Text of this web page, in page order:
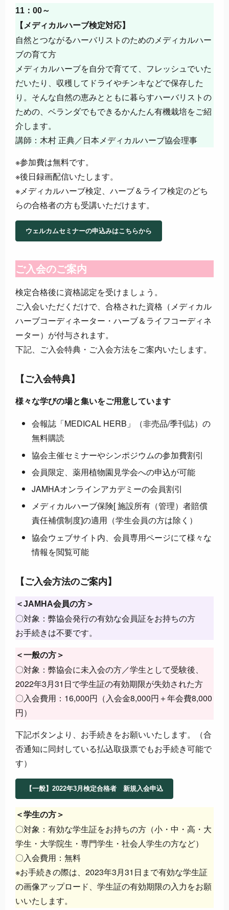
11：00～
【メディカルハーブ検定対応】
自然とつながるハーバリストのためのメディカルハー
ブの育て方
メディカルハーブを自分で育てて、フレッシュでいた
だいたり、収穫してドライやチンキなどで保存した
り。そんな自然の恵みとともに暮らすハーバリストの
ための、ベランダでもできるかんたん有機栽培をご紹
介します。
講師：木村 正典／日本メディカルハーブ協会理事
※参加費は無料です。
※後日録画配信いたします。
※メディカルハーブ検定、ハーブ＆ライフ検定のどち
らの合格者の方も受講いただけます。
ウェルカムセミナーの申込みはこちらから
ご入会のご案内
検定合格後に資格認定を受けましょう。
ご入会いただくだけで、合格された資格（メディカル
ハーブコーディネーター・ハーブ＆ライフコーディネ
ーター）が付与されます。
下記、ご入会特典・ご入会方法をご案内いたします。
【ご入会特典】
様々な学びの場と集いをご用意しています
会報誌「MEDICAL HERB」（非売品/季刊誌）の
無料購読
協会主催セミナーやシンポジウムの参加費割引
会員限定、薬用植物園見学会への申込が可能
JAMHAオンラインアカデミーの会員割引
メディカルハーブ保険[ 施設所有（管理）者賠償
責任補償制度]の適用（学生会員の方は除く）
協会ウェブサイト内、会員専用ページにて様々な
情報を閲覧可能
【ご入会方法のご案内】
＜JAMHA会員の方＞
〇対象：弊協会発行の有効な会員証をお持ちの方
お手続きは不要です。
＜一般の方＞
〇対象：弊協会に未入会の方／学生として受験後、
2022年3月31日で学生証の有効期限が失効された方
〇入会費用：16,000円（入会金8,000円＋年会費8,000
円）
下記ボタンより、お手続きをお願いいたします。（合
否通知に同封している払込取扱票でもお手続き可能で
す）
【一般】2022年3月検定合格者 新規入会申込
＜学生の方＞
〇対象：有効な学生証をお持ちの方（小・中・高・大
学生・大学院生・専門学生・社会人学生の方など）
〇入会費用：無料
※お手続きの際は、2023年3月31日まで有効な学生証
の画像アップロード、学生証の有効期限の入力をお願
いいたします。